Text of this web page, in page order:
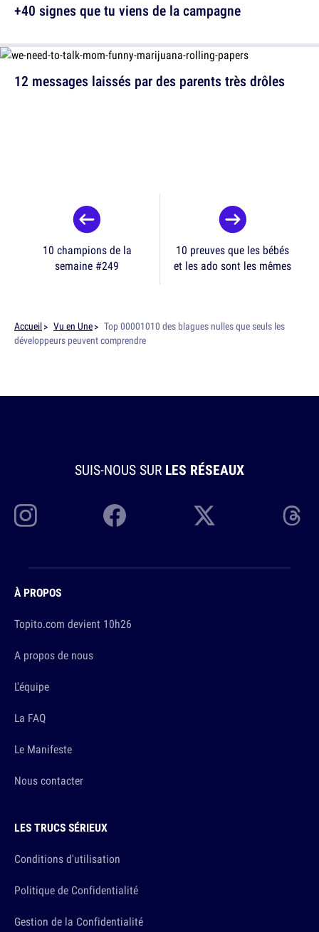
12 messages laissés par des parents très drôles
+40 signes que tu viens de la campagne
10 champions de la
semaine #249
10 preuves que les bébés
et les ado sont les mêmes
Accueil Vu en Une
Top 00001010 des blagues nulles que seuls les
développeurs peuvent comprendre
SUIS-NOUS SUR LES RÉSEAUX
À PROPOS
Topito.com devient 10h26
A propos de nous
L'équipe
La FAQ
Le Manifeste
Nous contacter
LES TRUCS SÉRIEUX
Conditions d'utilisation
Politique de Confidentialité
Gestion de la Confidentialité